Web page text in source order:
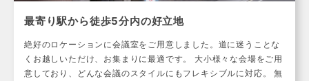
最寄り駅から徒歩5分内の好立地
絶好のロケーションに会議室をご用意しました。道に迷うことな
くお越しいただけ、お集まりに最適です。 大小様々な会場をご用
意しており、どんな会議のスタイルにもフレキシブルに対応。 無